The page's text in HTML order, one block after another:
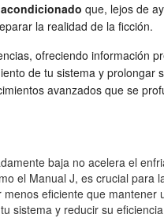
que, lejos de
la realidad de la ficción.
ofreciendo información
de tu sistema y prolongar
avanzados que se
baja no acelera el
el Manual J, es crucial para
eficiente que
sistema y reducir su